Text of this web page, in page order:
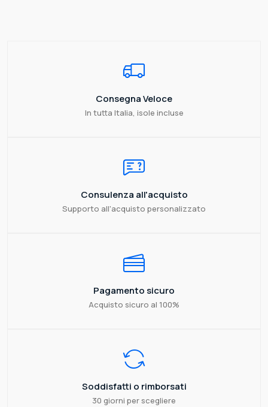
Consegna Veloce
In tutta Italia, isole incluse
Consulenza all'acquisto
Supporto all'acquisto personalizzato
Pagamento sicuro
Acquisto sicuro al 100%
Soddisfatti o rimborsati
30 giorni per scegliere